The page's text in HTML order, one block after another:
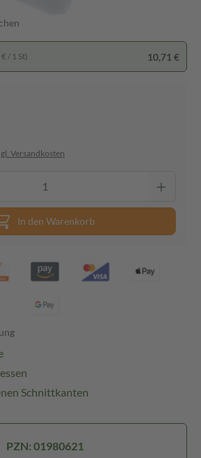
/ 1 St) 10,71 €
Versandkosten
In den Warenkorb
Schnittkanten
PZN: 01980621